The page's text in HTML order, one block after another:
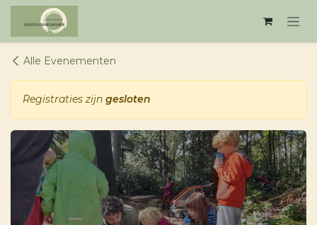
Overslaan naar inhoud
Alle Evenementen
Registraties zijn gesloten